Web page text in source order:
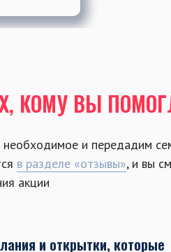
КОМУ ВЫ
и передадим
в разделе «отзывы», и вы
акции
и открытки, которые